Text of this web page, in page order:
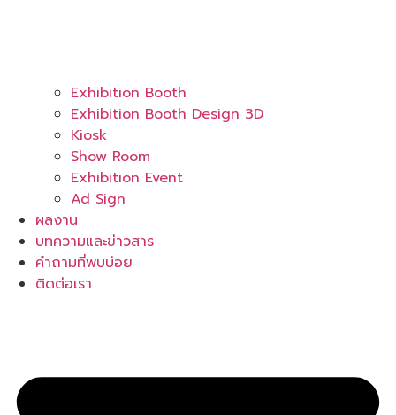
Exhibition Booth
Exhibition Booth Design 3D
Kiosk
Show Room
Exhibition Event
Ad Sign
ผลงาน
บทความและข่าวสาร
คำถามที่พบบ่อย
ติดต่อเรา